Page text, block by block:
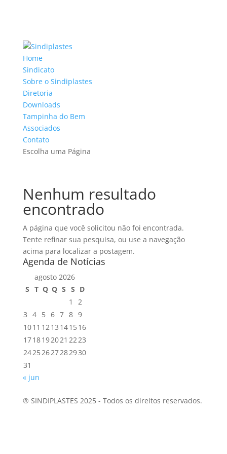
Home
Sindicato
Sobre o Sindiplastes
Diretoria
Downloads
Tampinha do Bem
Associados
Contato
Escolha uma Página
Nenhum resultado
encontrado
A página que você solicitou não foi encontrada.
Tente refinar sua pesquisa, ou use a navegação
acima para localizar a postagem.
Agenda de Notícias
agosto 2026
S T Q Q S S D
1
2
3 4 5 6 7 8 9
1011 1213 141516
1718192021 2223
24252627282930
31
« jun
® SINDIPLASTES 2025 - Todos os direitos reservados.